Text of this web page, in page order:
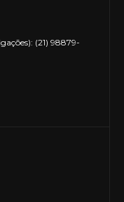
(21) 98879-